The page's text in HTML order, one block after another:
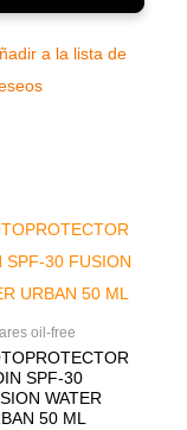
a la lista de
oil-free
SPF-30
WATER
50 ML